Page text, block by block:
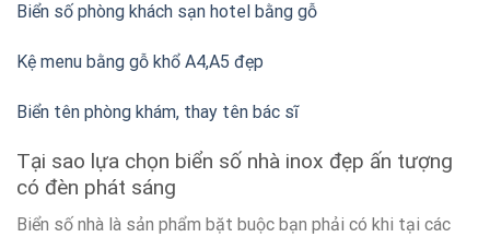
Biển số phòng khách sạn hotel bằng gỗ
Kệ menu bằng gỗ khổ A4,A5 đẹp
Biển tên phòng khám, thay tên bác sĩ
Tại sao lựa chọn biển số nhà inox đẹp ấn tượng
có đèn phát sáng
Biển số nhà là sản phẩm bặt buộc bạn phải có khi tại các